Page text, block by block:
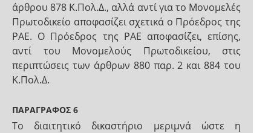
άρθρου 878 Κ.Πολ.Δ., αλλά αντί για το Μονομελές
Πρωτοδικείο αποφασίζει σχετικά ο Πρόεδρος της
ΡΑΕ. Ο Πρόεδρος της ΡΑΕ αποφασίζει, επίσης,
αντί του Μονομελούς Πρωτοδικείου, στις
περιπτώσεις των άρθρων 880 παρ. 2 και 884 του
Κ.Πολ.Δ.
ΠΑΡΑΓΡΑΦΟΣ 6
Το διαιτητικό δικαστήριο μεριμνά ώστε η